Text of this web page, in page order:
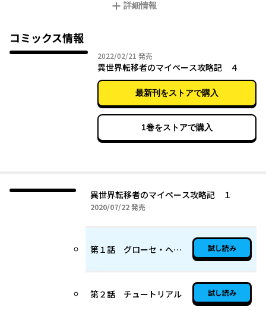
詳細情報
コミックス情報
2022/02/21 2022年02月21日
発売
異世界転移者のマイペース攻略記 ４
最新刊をストアで購入
1巻をストアで購入
異世界転移者のマイペース攻略記 １
2020/07/222020年07月22日
発売
第１話 グローセ・ヘンドラー 試し読み
第２話 チュートリアル 試し読み